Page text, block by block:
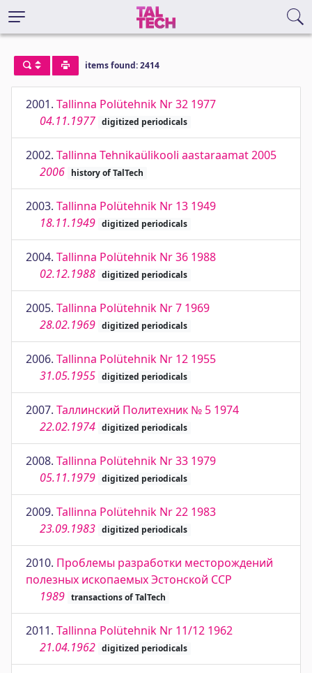
items found: 2414
2001. Tallinna Polütehnik Nr 32 1977
04.11.1977 digitized periodicals
2002. Tallinna Tehnikaülikooli aastaraamat 2005
2006 history of TalTech
2003. Tallinna Polütehnik Nr 13 1949
18.11.1949 digitized periodicals
2004. Tallinna Polütehnik Nr 36 1988
02.12.1988 digitized periodicals
2005. Tallinna Polütehnik Nr 7 1969
28.02.1969 digitized periodicals
2006. Tallinna Polütehnik Nr 12 1955
31.05.1955 digitized periodicals
2007. Таллинский Политехник № 5 1974
22.02.1974 digitized periodicals
2008. Tallinna Polütehnik Nr 33 1979
05.11.1979 digitized periodicals
2009. Tallinna Polütehnik Nr 22 1983
23.09.1983 digitized periodicals
2010. Проблемы разработки месторождений
полезных ископаемых Эстонской ССР
1989 transactions of TalTech
2011. Tallinna Polütehnik Nr 11/12 1962
21.04.1962 digitized periodicals